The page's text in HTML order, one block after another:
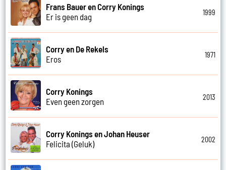
Frans Bauer en Corry Konings
Er is geen dag
1999
Corry en De Rekels
Eros
1971
Corry Konings
Even geen zorgen
2013
Corry Konings en Johan Heuser
Felicita (Geluk)
2002